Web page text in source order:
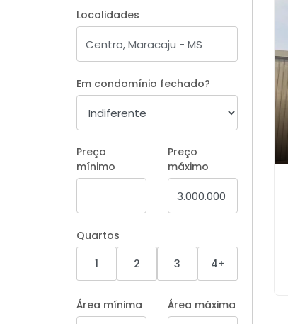
Localidades
Em condomínio fechado?
Preço
mínimo
Preço
máximo
Quartos
1
2 3 4+
Área mínima Área máxima